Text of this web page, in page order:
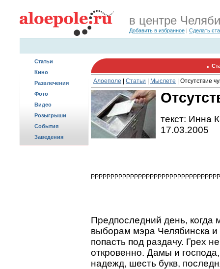
в центре
Добавить в избранное | Сделать
Статьи
Кино
Развлечения
Фото
Видео
Розыгрыши
События
Заведения
Алоеполе Статьи Мыслете Отсутствие
текст: Инна
17.03.2005
Предпоследний день, когда
выборам мэра Челябинска
попасть под раздачу. Грех
откровенно. Дамы и
надежд, шесть букв,